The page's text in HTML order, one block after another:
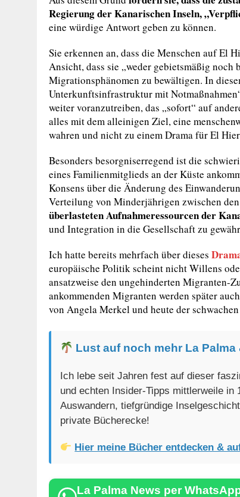
Regierung der Kanarischen Inseln,
eine würdige Antwort geben zu können.
Sie erkennen an, dass die Menschen auf El
Ansicht, dass sie „weder gebietsmäßig
Migrationsphänomen zu bewältigen. In
Unterkunftsinfrastruktur mit
weiter voranzutreiben, das „sofort“ auf
alles mit dem alleinigen Ziel, eine
wahren und nicht zu einem Drama für El
Besonders besorgniserregend ist die
eines Familienmitglieds an der Küste
Konsens über die Änderung des
Verteilung von Minderjährigen zwischen
überlasteten Aufnahmeressourcen der
und Integration in die Gesellschaft zu
Ich hatte bereits mehrfach über dieses
europäische Politik scheint nicht Willens
ansatzweise den ungehinderten Migranten-
ankommenden Migranten werden später
von Angela Merkel und heute der
Lust auf noch mehr La
Ich lebe seit Jahren fest auf dieser
und echten Insider-Tipps mittlerweile
Auswandern, tiefgründige
private Bücherecke!
Hier meine Bücher entdecken &
La Palma News per